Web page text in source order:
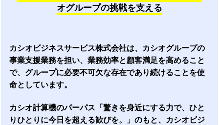
オグループの挑戦を支える
カシオビジネスサービス株式会社は、カシオグループの
事業支援業務を担い、業務効率と顧客満足を高めること
で、グループに必要不可欠な存在であり続けることを使
命としています。
カシオ計算機のパーパス「驚きを身近にする力で、ひと
りひとりに今日を超える歓びを。」のもと、カシオビジ